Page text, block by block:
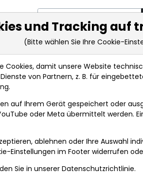
Analysen Market Tools
Nachrichten
und Tracking auf
(Bitte wählen Sie Ihre Cookie-
Cookies, damit unsere Website
von Partnern, z. B. für
auf Ihrem Gerät gespeichert oder
oder Meta übermittelt werden.
ablehnen oder Ihre Auswahl
Einstellungen im Footer widerrufen
Sie in unserer Datenschutzrichtlinie.